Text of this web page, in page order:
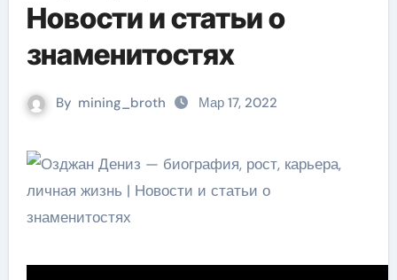
Новости и статьи о
знаменитостях
By mining_broth Мар 17, 2022